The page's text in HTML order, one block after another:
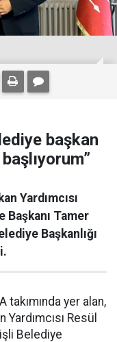
başkan
Yardımcısı
Başkanı Tamer
Başkanlığı
takımında yer alan,
Resül
Belediye